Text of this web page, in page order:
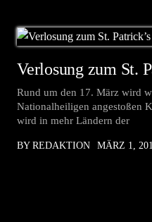
Verlosung zum St.
Rund um den 17. März wird
Nationalheiligen angestoßen
wird in mehr Ländern der
BY REDAKTION MÄRZ 1,